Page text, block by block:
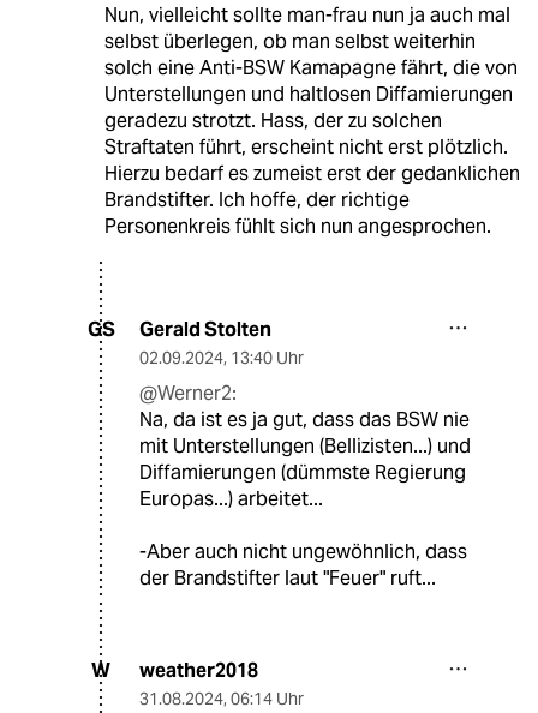
Nun, vielleicht sollte man-frau nun ja auch mal
selbst überlegen, ob man selbst weiterhin
solch eine Anti-BSW Kamapagne fährt, die von
Unterstellungen und haltlosen Diffamierungen
geradezu strotzt. Hass, der zu solchen
Straftaten führt, erscheint nicht erst plötzlich.
Hierzu bedarf es zumeist erst der gedanklichen
Brandstifter. Ich hoffe, der richtige
Personenkreis fühlt sich nun angesprochen.
GS Gerald Stolten
02.09.2024, 13:40 Uhr
@Werner2:
Na, da ist es ja gut, dass das BSW nie
mit Unterstellungen (Bellizisten...) und
Diffamierungen (dümmste Regierung
Europas...) arbeitet...
-Aber auch nicht ungewöhnlich, dass
der Brandstifter laut "Feuer" ruft...
W weather2018
31.08.2024, 06:14 Uhr